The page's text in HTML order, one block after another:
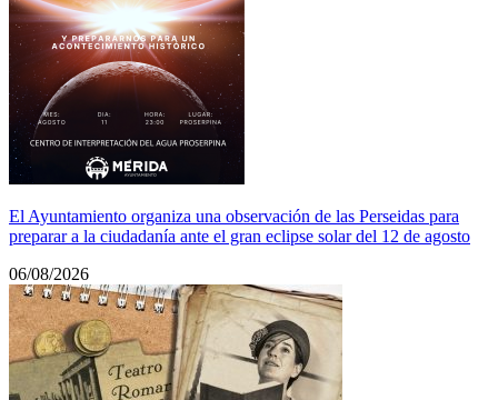
El Ayuntamiento organiza una observación de las Perseidas para
preparar a la ciudadanía ante el gran eclipse solar del 12 de agosto
06/08/2026